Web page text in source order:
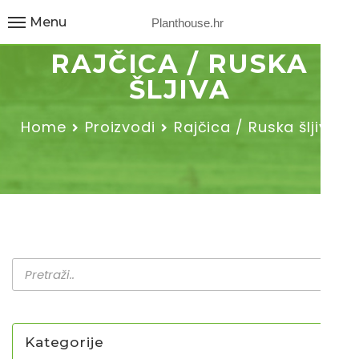
Planthouse.hr
Menu
RAJČICA / RUSKA
ŠLJIVA
Home Proizvodi Rajčica / Ruska šljiva
Kategorije